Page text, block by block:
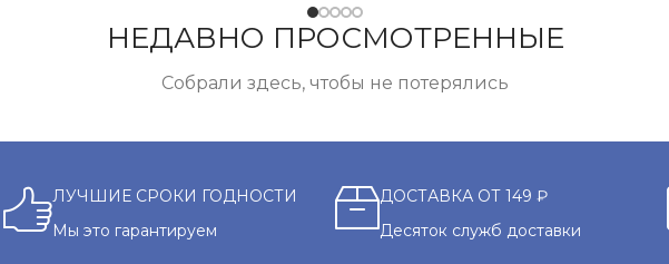
НЕДАВНО ПРОСМОТРЕННЫЕ
Собрали здесь, чтобы не потерялись
ЛУЧШИЕ СРОКИ ГОДНОСТИ
Мы это гарантируем
ДОСТАВКА ОТ 149 ₽
Десяток служб доставки